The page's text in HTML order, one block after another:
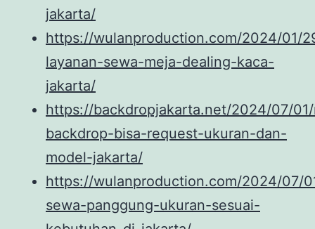
jakarta/
https://wulanproduction.com/2024/01/
layanan-sewa-meja-dealing-kaca-
jakarta/
https://backdropjakarta.net/2024/07/
backdrop-bisa-request-ukuran-dan-
model-jakarta/
https://wulanproduction.com/2024/07/
sewa-panggung-ukuran-sesuai-